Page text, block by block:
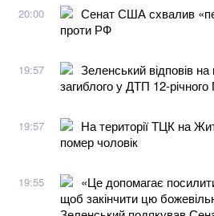
20:00
Сенат США схвалив
проти РФ
19:57
Зеленський відповів
загиблого у ДТП 12-річного
19:57
На території ТЦК на
помер чоловік
19:55
«Це допомагає
щоб закінчити цю